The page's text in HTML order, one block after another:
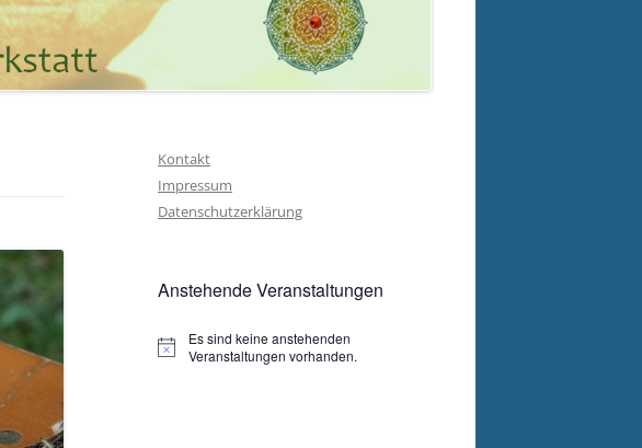
Kontakt
Impressum
Datenschutzerklärung
Anstehende Veranstaltungen
Hinweis
Es sind keine anstehenden
Veranstaltungen vorhanden.